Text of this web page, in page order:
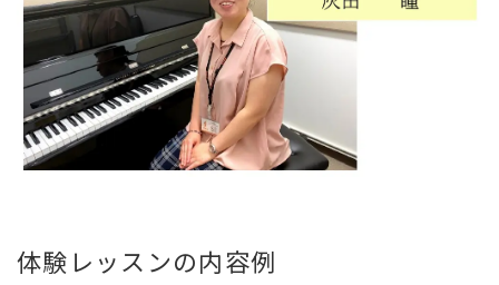
体験レッスンの内容例